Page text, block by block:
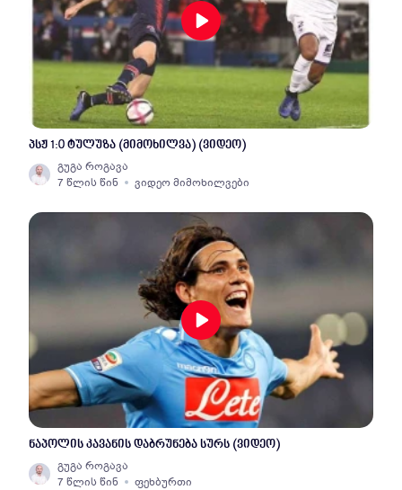
პსჟ 1:0 ტულუზა (მიმოხილვა) (ვიდეო)
გუგა როგავა
7 წლის წინ
ვიდეო მიმოხილვები
ნაპოლის კავანის დაბრუნება სურს (ვიდეო)
გუგა როგავა
7 წლის წინ
ფეხბურთი